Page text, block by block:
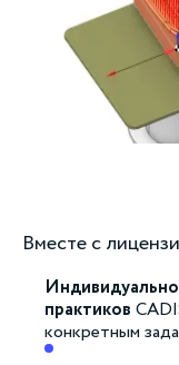
Вместе с
практиков
конкретным